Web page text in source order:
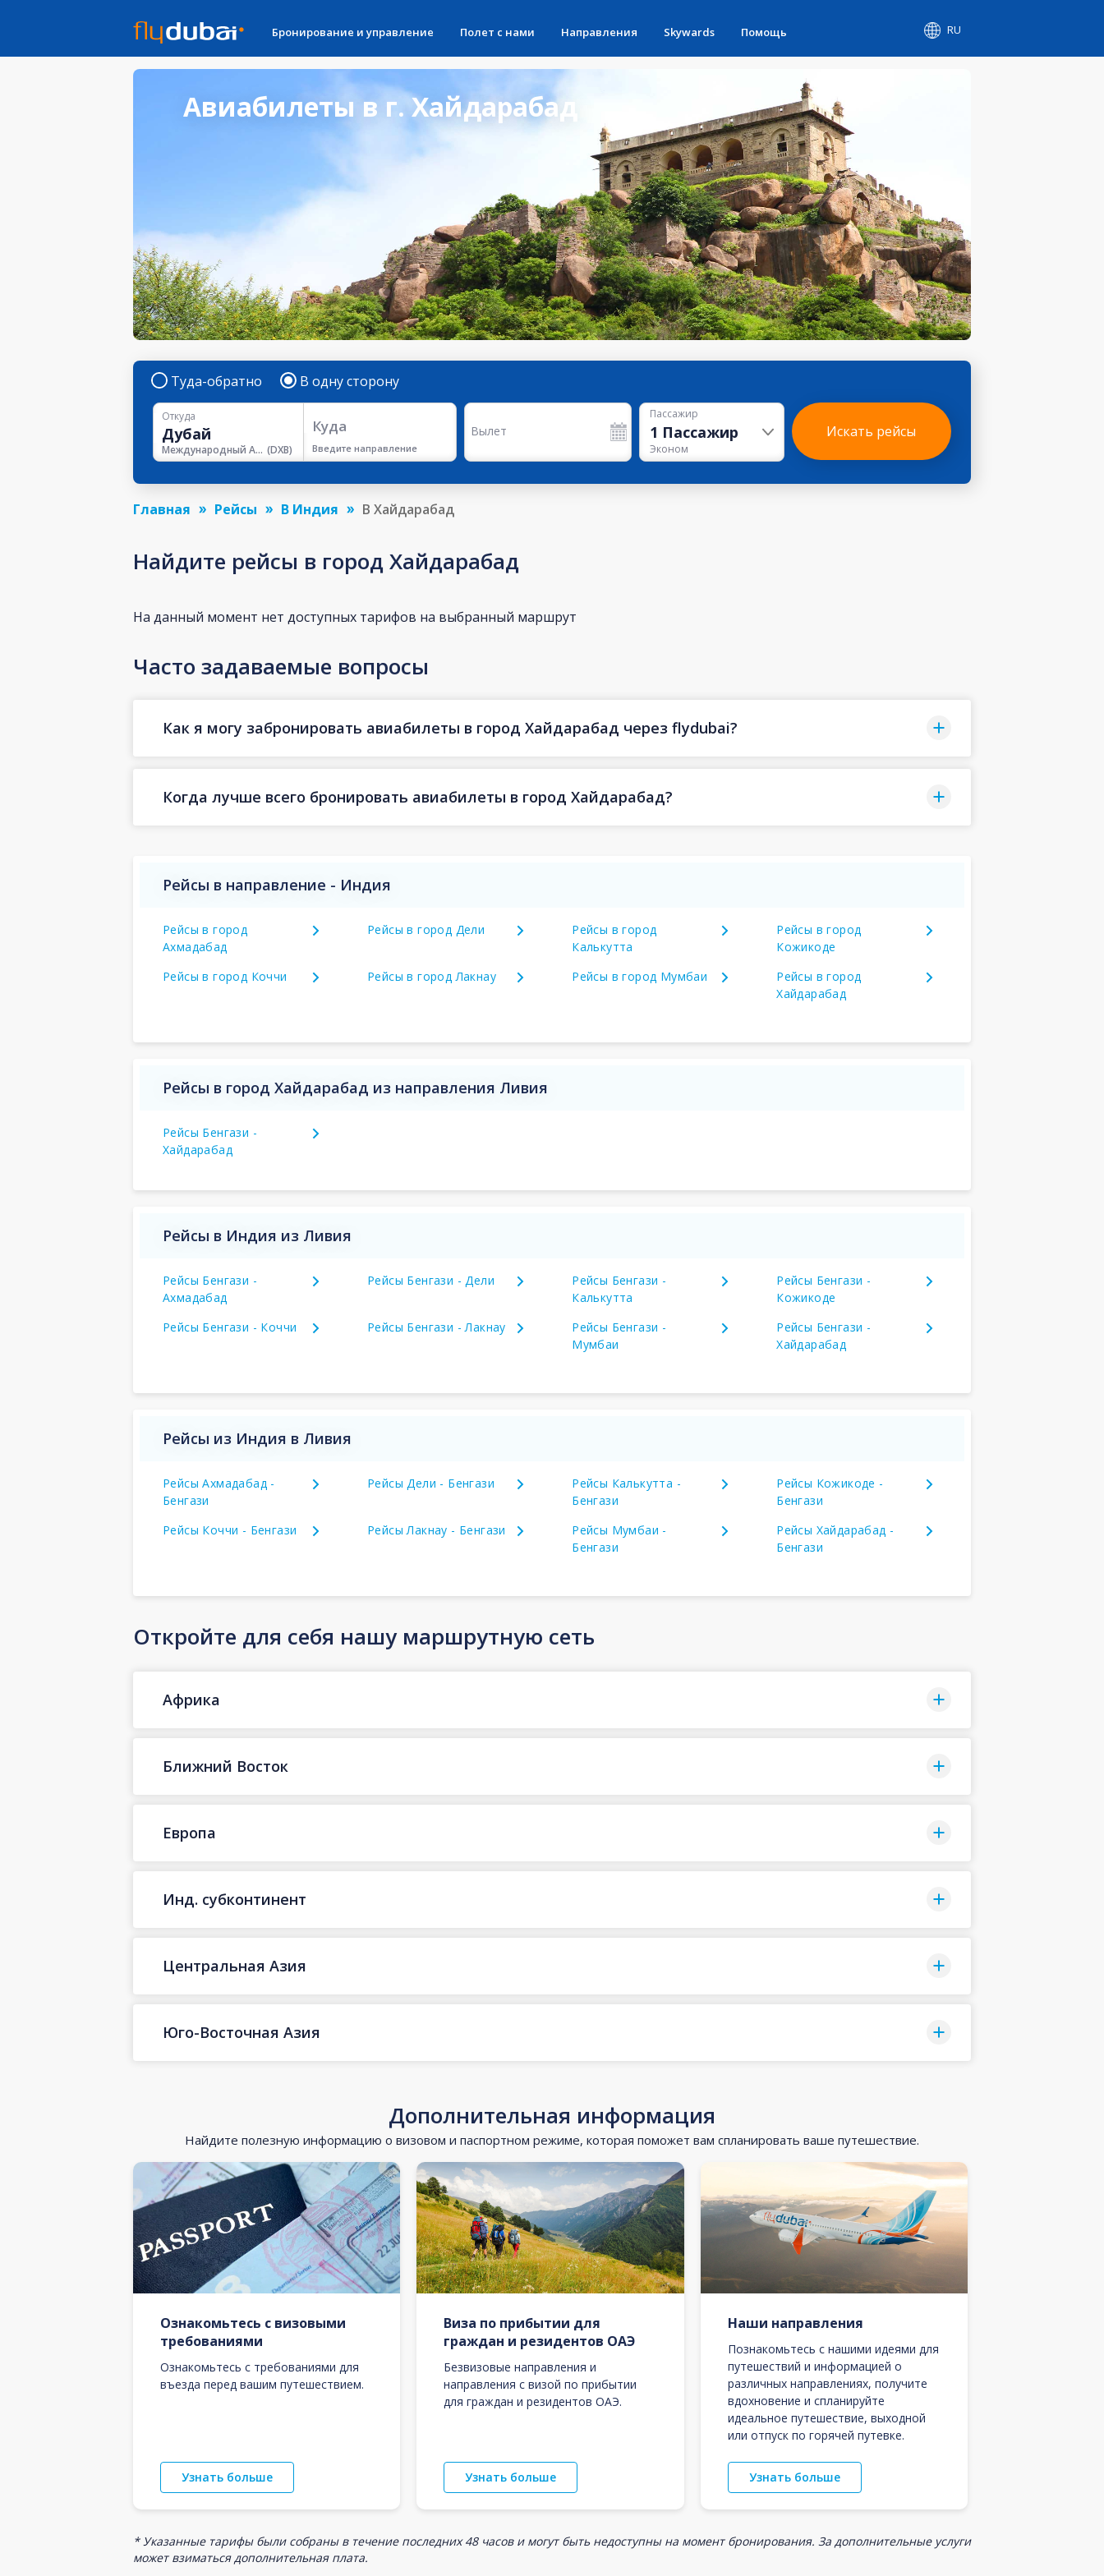
Бронирование и управление Полет с нами Направления Skywards Помощь RU
Авиабилеты в г. Хайдарабад
Туда-обратно В одну сторону
Откуда
Международный Аэропорт Дубая (DXB)
Куда
Введите направление
Вылет
Пассажир
1 Пассажир
Эконом
Искать рейсы
Главная Рейсы В Индия В Хайдарабад
Найдите рейсы в город Хайдарабад
На данный момент нет доступных тарифов на выбранный маршрут
Часто задаваемые вопросы
Как я могу забронировать авиабилеты в город Хайдарабад через flydubai?
Когда лучше всего бронировать авиабилеты в город Хайдарабад?
Рейсы в направление - Индия
Рейсы в город
Ахмадабад
Рейсы в город Дели
Рейсы в город
Калькутта
Рейсы в город
Кожикоде
Рейсы в город Коччи
Рейсы в город Лакнау Рейсы в город Мумбаи
Рейсы в город
Хайдарабад
Рейсы в город Хайдарабад из направления Ливия
Рейсы Бенгази -
Хайдарабад
Рейсы в Индия из Ливия
Рейсы Бенгази -
Ахмадабад
Рейсы Бенгази - Дели
Рейсы Бенгази -
Калькутта
Рейсы Бенгази -
Кожикоде
Рейсы Бенгази - Коччи
Рейсы Бенгази - Лакнау
Рейсы Бенгази -
Мумбаи
Рейсы Бенгази -
Хайдарабад
Рейсы из Индия в Ливия
Рейсы Ахмадабад -
Бенгази
Рейсы Дели - Бенгази
Рейсы Калькутта -
Бенгази
Рейсы Кожикоде -
Бенгази
Рейсы Коччи - Бенгази
Рейсы Лакнау - Бенгази
Рейсы Мумбаи -
Бенгази
Рейсы Хайдарабад -
Бенгази
Откройте для себя нашу маршрутную сеть
Африка
Ближний Восток
Европа
Инд. субконтинент
Центральная Азия
Юго-Восточная Азия
Дополнительная информация
Найдите полезную информацию о визовом и паспортном режиме, которая поможет вам спланировать ваше путешествие.
Ознакомьтесь с визовыми
требованиями
Ознакомьтесь с требованиями для
въезда перед вашим путешествием.
Узнать больше
Виза по прибытии для
граждан и резидентов ОАЭ
Безвизовые направления и
направления с визой по прибытии
для граждан и резидентов ОАЭ.
Узнать больше
Наши направления
Познакомьтесь с нашими идеями для
путешествий и информацией о
различных направлениях, получите
вдохновение и спланируйте
идеальное путешествие, выходной
или отпуск по горячей путевке.
Узнать больше
* Указанные тарифы были собраны в течение последних 48 часов и могут быть недоступны на момент бронирования. За дополнительные услуги
может взиматься дополнительная плата.